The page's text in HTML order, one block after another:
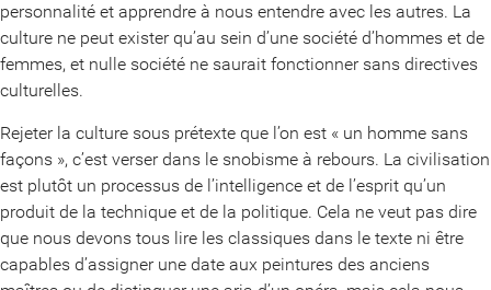
personnalité et apprendre à nous entendre avec les autres. La
culture ne peut exister qu’au sein d’une société d’hommes et de
femmes, et nulle société ne saurait fonctionner sans directives
culturelles.
Rejeter la culture sous prétexte que l’on est « un homme sans
façons », c’est verser dans le snobisme à rebours. La civilisation
est plutôt un processus de l’intelligence et de l’esprit qu’un
produit de la technique et de la politique. Cela ne veut pas dire
que nous devons tous lire les classiques dans le texte ni être
capables d’assigner une date aux peintures des anciens